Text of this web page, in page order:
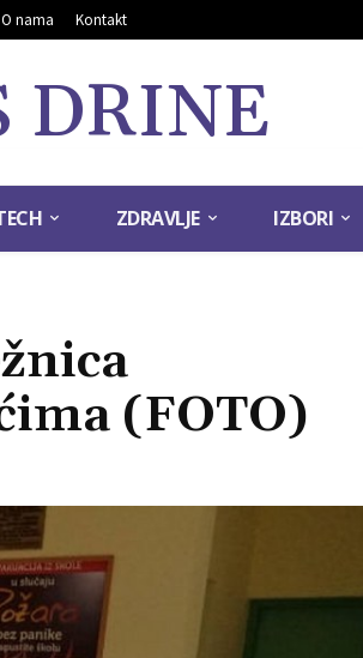
O nama Kontakt
DRINE
ZDRAVLJE IZBORI
(FOTO)